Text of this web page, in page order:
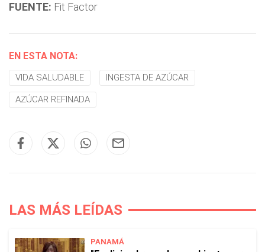
FUENTE: Fit Factor
EN ESTA NOTA:
VIDA SALUDABLE INGESTA DE AZÚCAR
AZÚCAR REFINADA
LAS MÁS LEÍDAS
PANAMÁ